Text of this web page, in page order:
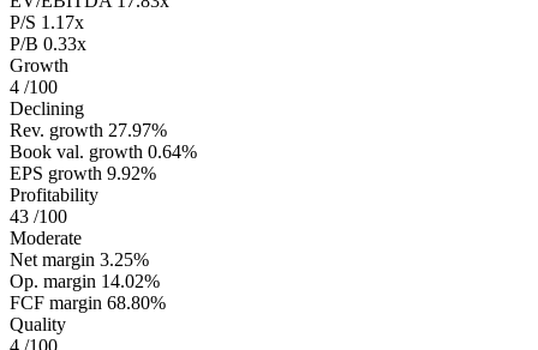
P/S 1.17x
P/B 0.33x
Growth
4 /100
Declining
Rev. growth 27.97%
Book val. growth 0.64%
EPS growth 9.92%
Profitability
43 /100
Moderate
Net margin 3.25%
Op. margin 14.02%
FCF margin 68.80%
Quality
4 /100